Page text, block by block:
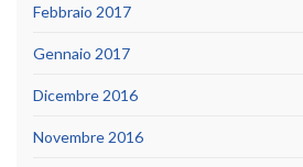
Febbraio 2017
Gennaio 2017
Dicembre 2016
Novembre 2016